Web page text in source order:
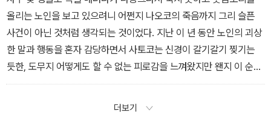
올리는 노인을 보고 있으려니 어쩐지 나오코의 죽음까지 그리 슬픈
사건이 아닌 것처럼 생각되는 것이었다. 지난 이 년 동안 노인의 괴상
한 말과 행동을 혼자 감당하면서 사토코는 신경이 갈기갈기 찢기는
듯한, 도무지 어떻게도 할 수 없는 피로감을 느껴왔지만 왠지 이 순간,
사토코는 처음으로 이 노인네는 미친 게 아니라고 느껴졌다. 오히려
더보기